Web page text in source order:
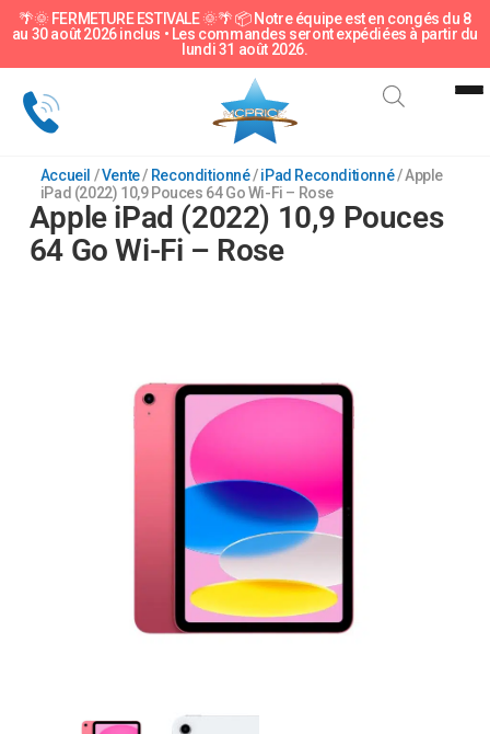
🌴🌞 FERMETURE ESTIVALE 🌞🌴 📦 Notre équipe est en congés du 8
au 30 août 2026 inclus • Les commandes seront expédiées à partir du
lundi 31 août 2026.
Sous-catégorie
Accueil /Vente/ Reconditionné/iPad Reconditionné/ Apple
iPad (2022) 10,9 Pouces 64 Go Wi-Fi – Rose
Apple iPad (2022) 10,9 Pouces
64 Go Wi-Fi – Rose